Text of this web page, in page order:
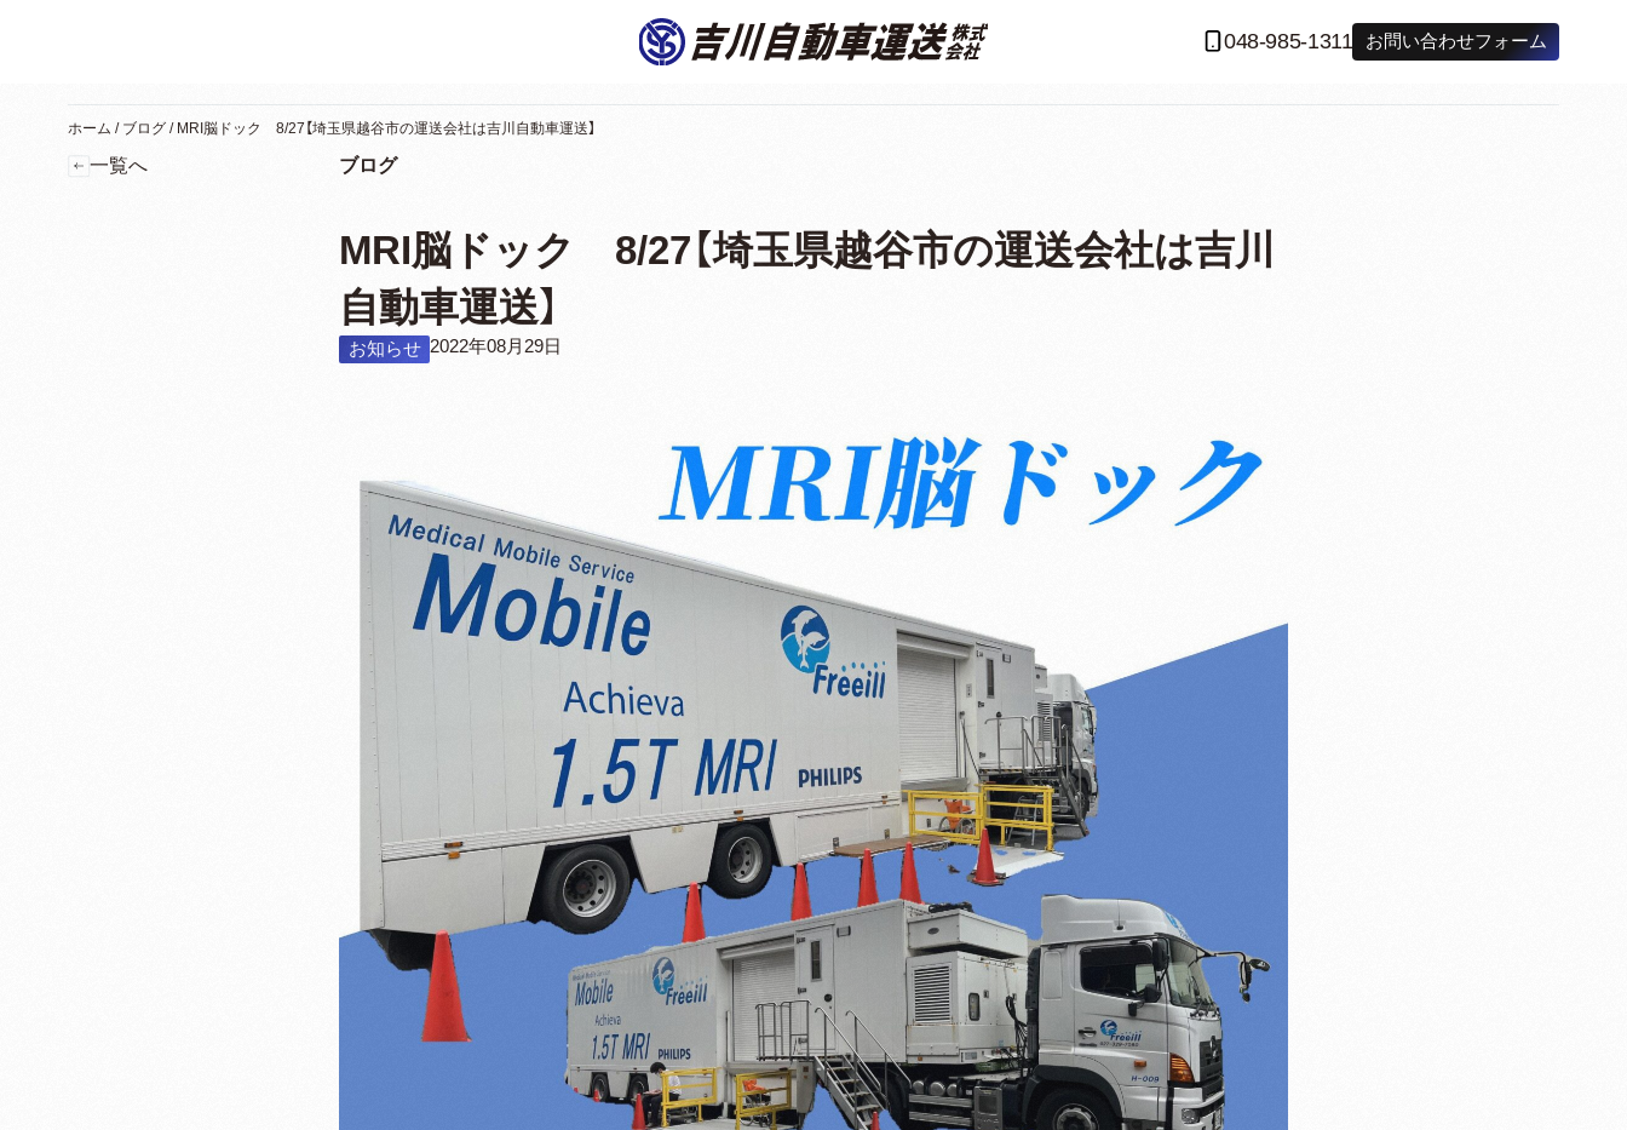
048-985-1311 お問い合わせフォーム
ホーム / ブログ / MRI脳ドック 8/27【埼玉県越谷市の運送会社は吉川自動車運送】
一覧へ ブログ
MRI脳ドック 8/27【埼玉県越谷市の運送会社は吉川
自動車運送】
お知らせ 2022年08月29日